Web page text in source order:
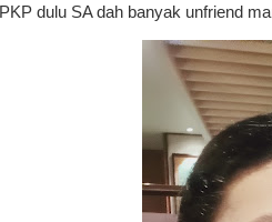
PKP dulu SA dah banyak unfriend